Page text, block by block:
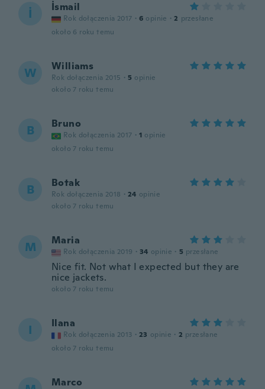
İ İsmail
Rok dołączenia 2017 · 6 opinie · 2 przesłane
około 6 roku temu
W Williams
Rok dołączenia 2015 · 5 opinie
około 7 roku temu
B Bruno
Rok dołączenia 2017 · 1 opinie
około 7 roku temu
B Botak
Rok dołączenia 2018 · 24 opinie
około 7 roku temu
M Maria
Rok dołączenia 2019 · 34 opinie · 5 przesłane
Nice fit. Not what I expected but they are
nice jackets.
około 7 roku temu
I Ilana
Rok dołączenia 2013 · 23 opinie · 2 przesłane
około 7 roku temu
Marco